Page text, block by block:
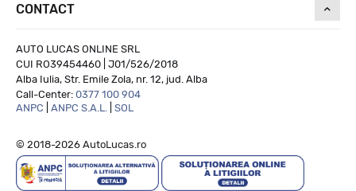
CONTACT
AUTO LUCAS ONLINE SRL
CUI RO39454460 | J01/526/2018
Alba Iulia, Str. Emile Zola, nr. 12, jud. Alba
Call-Center: 0377 100 904
ANPC
ANPC S.A.L. SOL
© 2018-2026 AutoLucas.ro